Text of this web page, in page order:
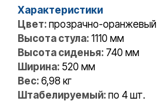
Характеристики
Цвет: прозрачно-оранжевый
Высота стула: 1110 мм
Высота сиденья: 740 мм
Ширина: 520 мм
Вес: 6,98 кг
Штабелируемый: по 4 шт.